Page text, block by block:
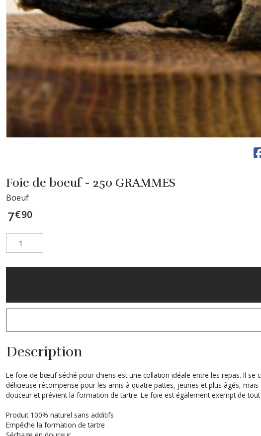
Foie de boeuf - 250 GRAMMES
Boeuf
7€90
Description
Le foie de bœuf séché pour chiens est une collation idéale entre les repas. Il
délicieuse récompense pour les amis à quatre pattes, jeunes et plus âgés,
douceur et prévient la formation de tartre. Le foie est également exempt de
Produit 100% naturel sans additifs
Empêche la formation de tartre